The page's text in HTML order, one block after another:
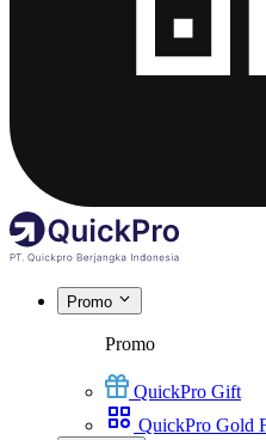
Promo
Promo
QuickPro Gift
QuickPro Gold